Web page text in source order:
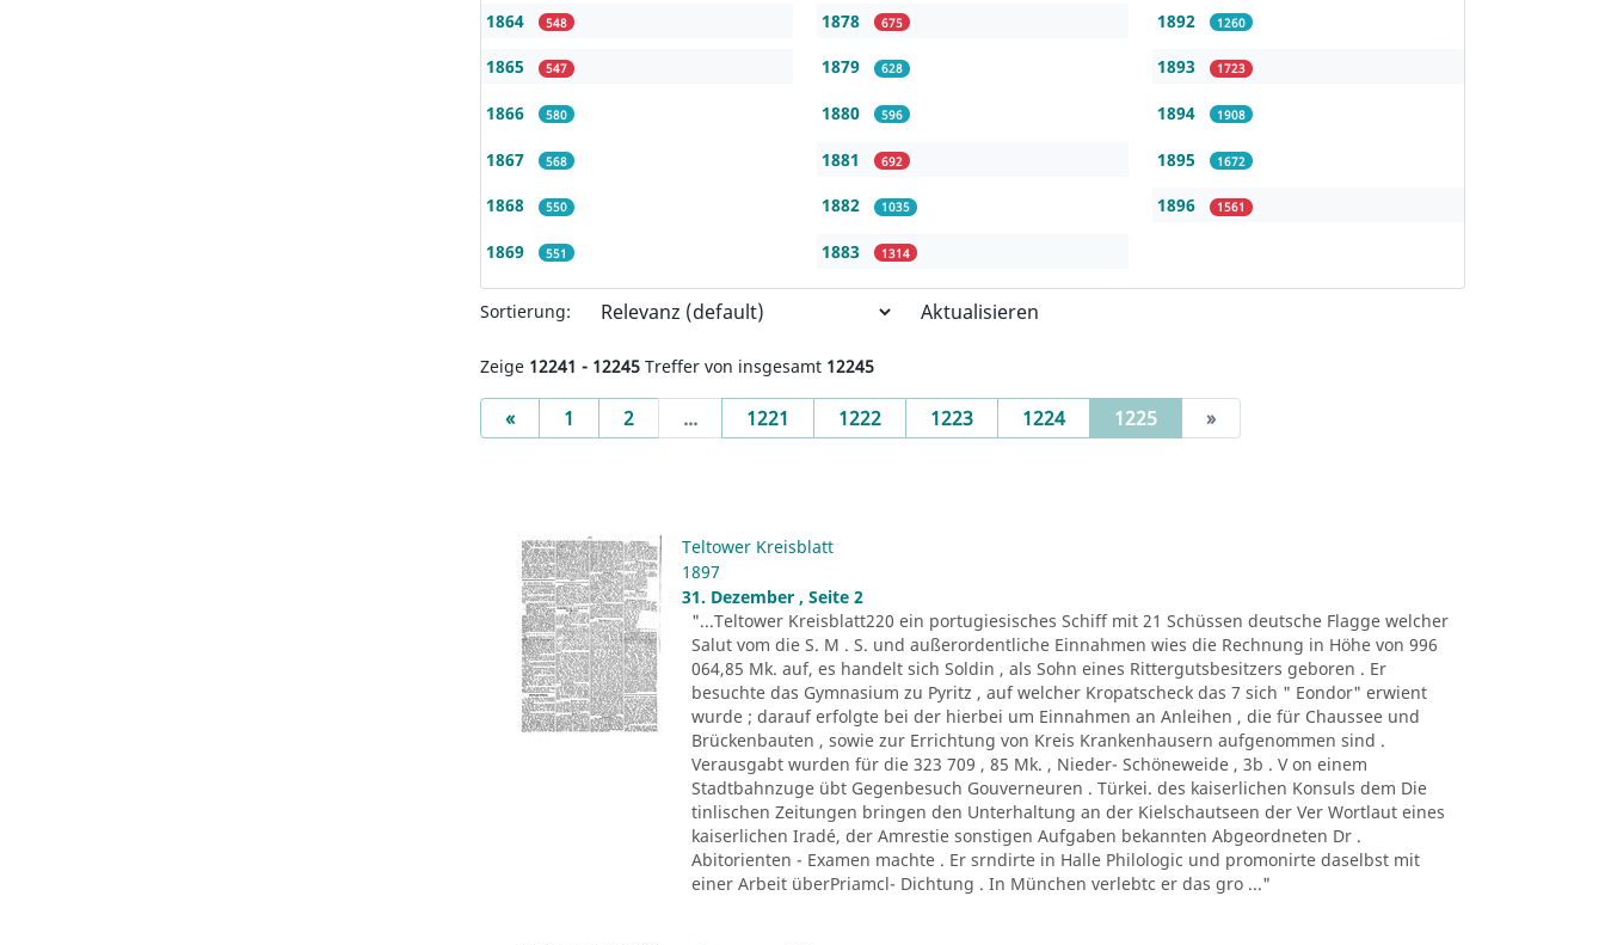
1864 548
1865 547
1866 580
1867 568
1868 550
1869 551
1878 675
1879 628
1880 596
1881 692
1882 1035
1883 1314
1892 1260
1893 1723
1894 1908
1895 1672
1896 1561
Sortierung: Aktualisieren
Zeige 12241 - 12245 Treffer von insgesamt 12245
«Previous
1 2 ... 1221 1222 1223 1224 1225(current)
»
Teltower Kreisblatt
1897
31. Dezember , Seite 2
"...Teltower Kreisblatt220 ein portugiesisches Schiff mit 21 Schüssen deutsche Flagge welcher
Salut vom die S. M . S. und außerordentliche Einnahmen wies die Rechnung in Höhe von 996
064,85 Mk. auf, es handelt sich Soldin , als Sohn eines Rittergutsbesitzers geboren . Er
besuchte das Gymnasium zu Pyritz , auf welcher Kropatscheck das 7 sich " Eondor" erwient
wurde ; darauf erfolgte bei der hierbei um Einnahmen an Anleihen , die für Chaussee und
Brückenbauten , sowie zur Errichtung von Kreis Krankenhausern aufgenommen sind .
Verausgabt wurden für die 323 709 , 85 Mk. , Nieder- Schöneweide , 3b . V on einem
Stadtbahnzuge übt Gegenbesuch Gouverneuren . Türkei. des kaiserlichen Konsuls dem Die
tinlischen Zeitungen bringen den Unterhaltung an der Kielschautseen der Ver Wortlaut eines
kaiserlichen Iradé, der Amrestie sonstigen Aufgaben bekannten Abgeordneten Dr .
Abitorienten - Examen machte . Er srndirte in Halle Philologic und promonirte daselbst mit
einer Arbeit überPriamcl- Dichtung . In München verlebtc er das gro ..."